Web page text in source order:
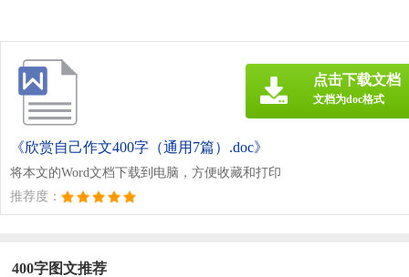
《欣赏自己作文400字（通用7篇）.doc》
将本文的Word文档下载到电脑，方便收藏和打印
推荐度：
点击下载文档
文档为doc格式
400字图文推荐